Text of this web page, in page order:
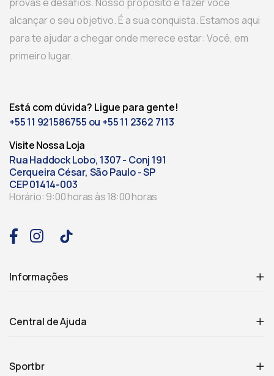
alcançar o seu objetivo. É a sua conquista. Estamos aqui
para te ajudar a chegar onde merece estar: Você, em
primeiro lugar.
Está com dúvida? Ligue para gente!
+55 11 921586755 ou +55 11 2362 7113
Visite Nossa Loja
Rua Haddock Lobo, 1307 - Conj 191
Cerqueira César, São Paulo - SP
CEP 01414-003
Horário: 9:00 horas às 18:00 horas
Informações
Central de Ajuda
Sportbr